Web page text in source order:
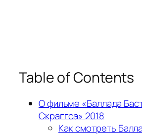
Table of Contents
О фильме «Баллада
Скраггса» 2018
Как смотреть